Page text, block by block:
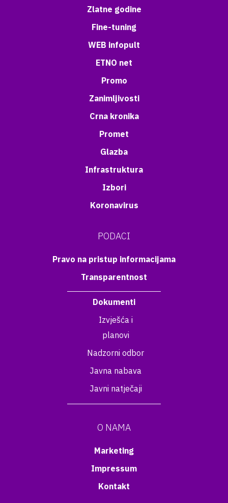
Zlatne godine
Fine-tuning
WEB infopult
ETNO net
Promo
Zanimljivosti
Crna kronika
Promet
Glazba
Infrastruktura
Izbori
Koronavirus
PODACI
Pravo na pristup informacijama
Transparentnost
Dokumenti
Izvješća i
planovi
Nadzorni odbor
Javna nabava
Javni natječaji
O NAMA
Marketing
Impressum
Kontakt